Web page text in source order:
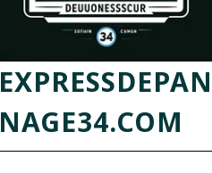
EXPRESSDEPAN
NAGE34.COM